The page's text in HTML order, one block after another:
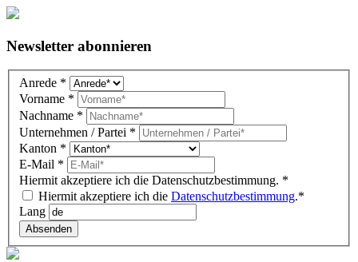
Newsletter abonnieren
Newsletter
DE
(overlay)
Anrede *
Vorname *
Nachname *
Unternehmen / Partei *
Kanton *
E-Mail *
Hiermit akzeptiere ich die Datenschutzbestimmung. *
Hiermit akzeptiere ich die Datenschutzbestimmung.*
Lang
Absenden